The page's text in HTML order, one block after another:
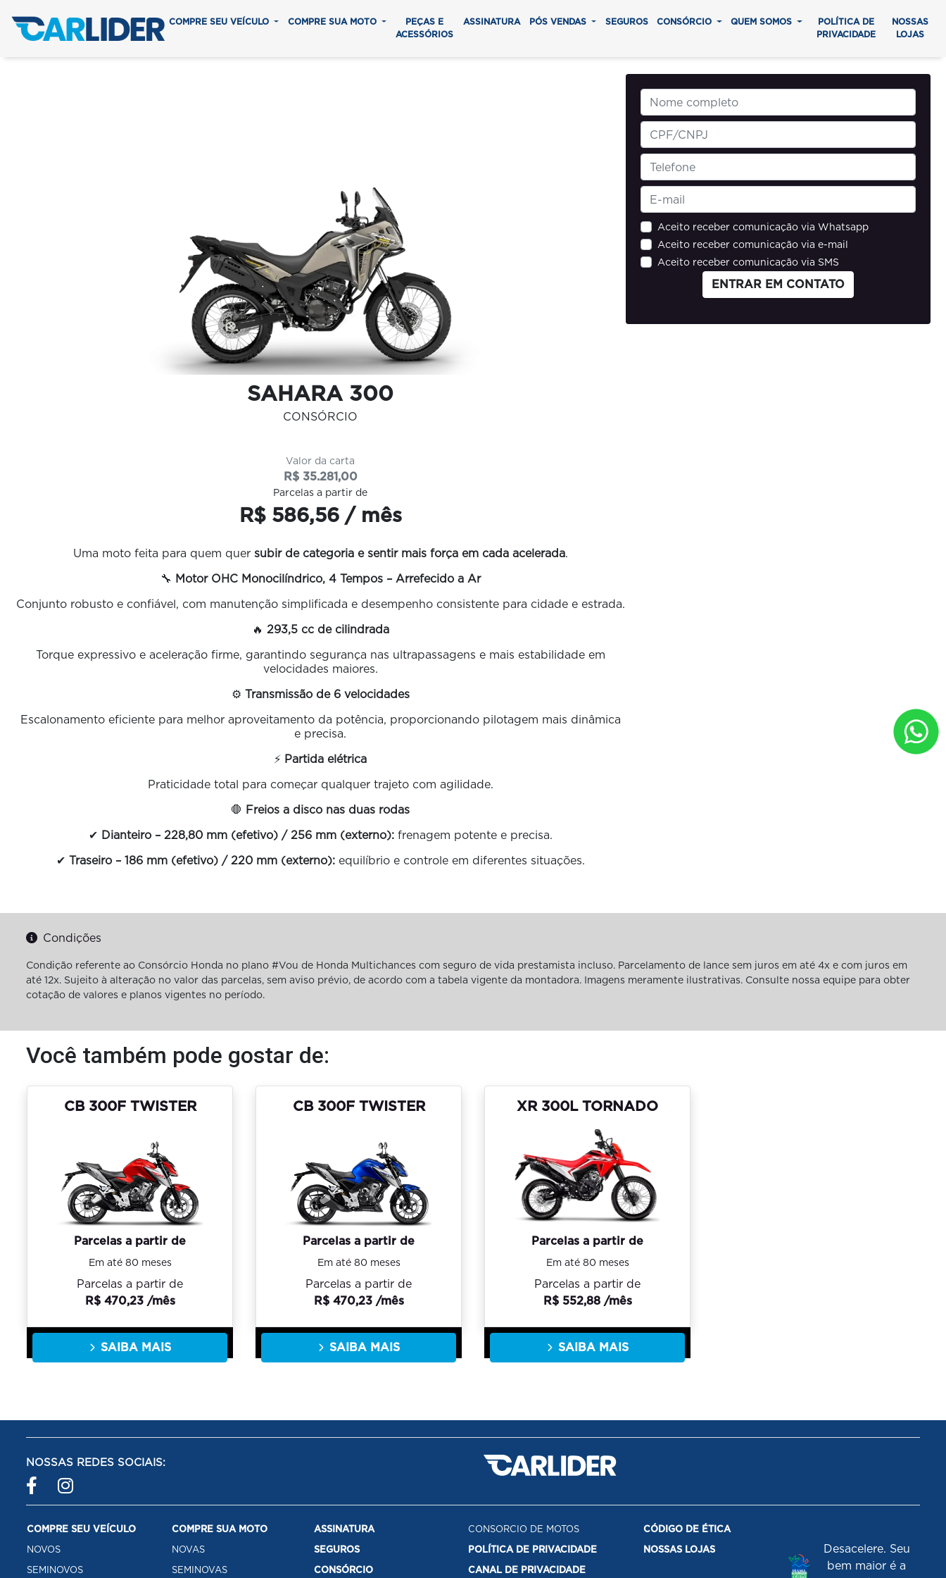
COMPRE SEU VEÍCULO COMPRE SUA MOTO
PEÇAS E
ACESSÓRIOS
ASSINATURA PÓS VENDAS SEGUROS CONSÓRCIO QUEM SOMOS
POLÍTICA DE
PRIVACIDADE
NOSSAS
LOJAS
SAHARA 300
CONSÓRCIO
Valor da carta
R$ 35.281,00
Parcelas a partir de
R$ 586,56 / mês
Uma moto feita para quem quer subir de categoria e sentir mais força em cada acelerada.
🔧 Motor OHC Monocilíndrico, 4 Tempos – Arrefecido a Ar
Conjunto robusto e confiável, com manutenção simplificada e desempenho consistente para cidade e estrada.
🔥 293,5 cc de cilindrada
Torque expressivo e aceleração firme, garantindo segurança nas ultrapassagens e mais estabilidade em
velocidades maiores.
⚙️ Transmissão de 6 velocidades
Escalonamento eficiente para melhor aproveitamento da potência, proporcionando pilotagem mais dinâmica
e precisa.
⚡ Partida elétrica
Praticidade total para começar qualquer trajeto com agilidade.
🛑 Freios a disco nas duas rodas
✔ Dianteiro – 228,80 mm (efetivo) / 256 mm (externo):frenagem potente e precisa.
✔ Traseiro – 186 mm (efetivo) / 220 mm (externo):equilíbrio e controle em diferentes situações.
Aceito receber comunicação via Whatsapp
Aceito receber comunicação via e-mail
Aceito receber comunicação via SMS
ENTRAR EM CONTATO
Condições
Condição referente ao Consórcio Honda no plano #Vou de Honda Multichances com seguro de vida prestamista incluso. Parcelamento de lance sem juros em até 4x e com juros em
até 12x. Sujeito à alteração no valor das parcelas, sem aviso prévio, de acordo com a tabela vigente da montadora. Imagens meramente ilustrativas. Consulte nossa equipe para obter
cotação de valores e planos vigentes no período.
Você também pode gostar de:
CB 300F TWISTER
Parcelas a partir de
Em até 80 meses
Parcelas a partir de
R$ 470,23 /mês
SAIBA MAIS
CB 300F TWISTER
Parcelas a partir de
Em até 80 meses
Parcelas a partir de
R$ 470,23 /mês
SAIBA MAIS
XR 300L TORNADO
Parcelas a partir de
Em até 80 meses
Parcelas a partir de
R$ 552,88 /mês
SAIBA MAIS
NOSSAS REDES SOCIAIS:
COMPRE SEU VEÍCULO
NOVOS
SEMINOVOS
COMPRE SUA MOTO
NOVAS
SEMINOVAS
ASSINATURA
SEGUROS
CONSÓRCIO
CONSORCIO DE MOTOS
POLÍTICA DE PRIVACIDADE
CANAL DE PRIVACIDADE
CÓDIGO DE ÉTICA
NOSSAS LOJAS
Desacelere. Seu
bem maior é a